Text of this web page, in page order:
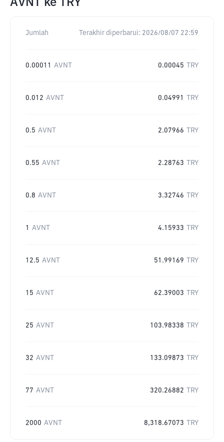
AVNT ke TRY
Jumlah Terakhir diperbarui: 2026/08/07 22:59
0.00011 AVNT 0.00045 TRY
0.012 AVNT 0.04991 TRY
0.5 AVNT 2.07966 TRY
0.55 AVNT 2.28763 TRY
0.8 AVNT 3.32746 TRY
1 AVNT 4.15933 TRY
12.5 AVNT 51.99169 TRY
15 AVNT 62.39003 TRY
25 AVNT 103.98338 TRY
32 AVNT 133.09873 TRY
77 AVNT 320.26882 TRY
2000 AVNT 8,318.67073 TRY